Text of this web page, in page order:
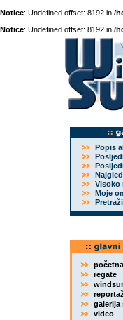
Notice: Undefined offset: 8192 in /
Notice: Undefined offset: 8192 in /
Popis
Visoko
Moje
regate
galerija
video